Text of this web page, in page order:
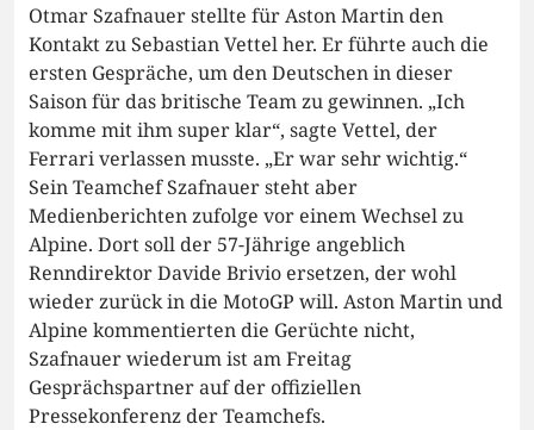
Otmar Szafnauer stellte für Aston Martin den
Kontakt zu Sebastian Vettel her. Er führte auch die
ersten Gespräche, um den Deutschen in dieser
Saison für das britische Team zu gewinnen. „Ich
komme mit ihm super klar“, sagte Vettel, der
Ferrari verlassen musste. „Er war sehr wichtig.“
Sein Teamchef Szafnauer steht aber
Medienberichten zufolge vor einem Wechsel zu
Alpine. Dort soll der 57-Jährige angeblich
Renndirektor Davide Brivio ersetzen, der wohl
wieder zurück in die MotoGP will. Aston Martin und
Alpine kommentierten die Gerüchte nicht,
Szafnauer wiederum ist am Freitag
Gesprächspartner auf der offiziellen
Pressekonferenz der Teamchefs.